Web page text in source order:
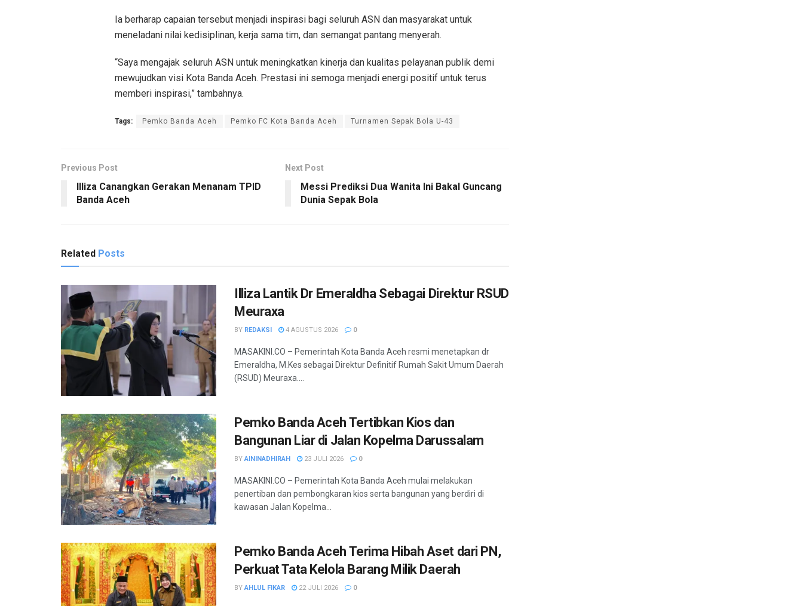
Ia berharap capaian tersebut menjadi inspirasi bagi seluruh ASN dan masyarakat untuk
meneladani nilai kedisiplinan, kerja sama tim, dan semangat pantang menyerah.
“Saya mengajak seluruh ASN untuk meningkatkan kinerja dan kualitas pelayanan publik demi
mewujudkan visi Kota Banda Aceh. Prestasi ini semoga menjadi energi positif untuk terus
memberi inspirasi,” tambahnya.
Tags: Pemko Banda Aceh Pemko FC Kota Banda Aceh Turnamen Sepak Bola U-43
Previous Post
Illiza Canangkan Gerakan Menanam TPID
Banda Aceh
Next Post
Messi Prediksi Dua Wanita Ini Bakal Guncang
Dunia Sepak Bola
Related Posts
Illiza Lantik Dr Emeraldha Sebagai Direktur RSUD
Meuraxa
BY REDAKSI 4 AGUSTUS 2026 0
MASAKINI.CO – Pemerintah Kota Banda Aceh resmi menetapkan dr
Emeraldha, M.Kes sebagai Direktur Definitif Rumah Sakit Umum Daerah
(RSUD) Meuraxa....
Pemko Banda Aceh Tertibkan Kios dan
Bangunan Liar di Jalan Kopelma Darussalam
BY AININADHIRAH 23 JULI 2026 0
MASAKINI.CO – Pemerintah Kota Banda Aceh mulai melakukan
penertiban dan pembongkaran kios serta bangunan yang berdiri di
kawasan Jalan Kopelma...
Pemko Banda Aceh Terima Hibah Aset dari PN,
Perkuat Tata Kelola Barang Milik Daerah
BY AHLUL FIKAR 22 JULI 2026 0